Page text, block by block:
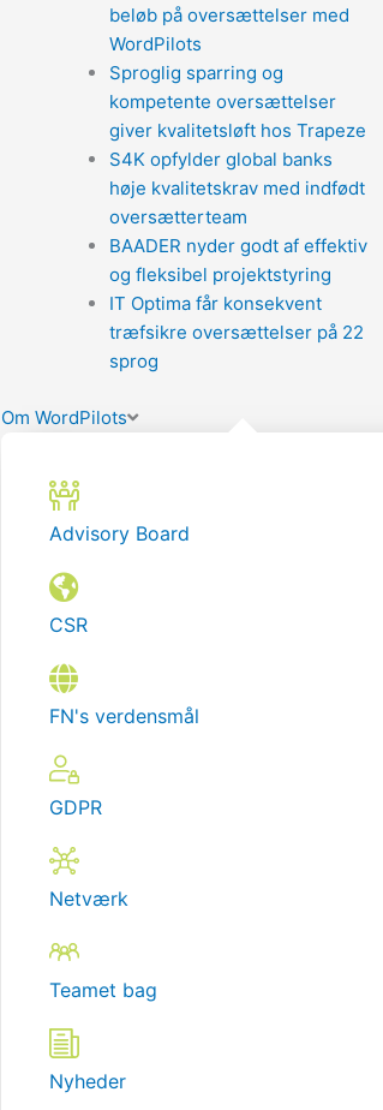
beløb på oversættelser med
WordPilots
Sproglig sparring og
kompetente oversættelser
giver kvalitetsløft hos Trapeze
S4K opfylder global banks
høje kvalitetskrav med indfødt
oversætterteam
BAADER nyder godt af effektiv
og fleksibel projektstyring
IT Optima får konsekvent
træfsikre oversættelser på 22
sprog
Om WordPilots
Advisory Board
CSR
FN's verdensmål
GDPR
Netværk
Teamet bag
Nyheder